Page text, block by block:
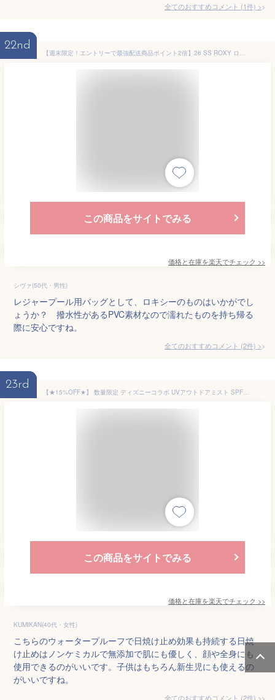
全てのおすすめコメント (1件) >
22nd
【週末限定！エントリーで最強配送商品ポイント2倍】26 SS ROXY ロキシー トートバッグ サンサンド トート かばん PVC 撥水性 クリア 大人用 アウトドア マリンスポーツ サーフィン 2026年春夏 レディース SUNSAND TOTE 品番 RBG261308 日本正規品
この商品をサイトでみる
価格と在庫を楽天でチェック >>
シヴァ(50代・男性)
レジャープール用バッグとして、ロキシーのものはいかがでし
ょうか？ 撥水性があるPVC素材なので濡れたものを持ち帰る
際に安心ですね。
全てのおすすめコメント (2件) >
23rd
【★15%OFF★】 数量限定 ディズニーコラボ UVアウトドアミスト SPF38 PA＋＋＋ウォータープルーフUVミルクセット SPF35 PA＋＋＋赤ちゃん ベビー 日焼け止め 海 プール 国産 無添加 オーガニック ノンケミカル UVクリーム 子供 顔 全身 新生児 0歳 こども 子供用
この商品をサイトでみる
価格と在庫を楽天でチェック >>
KUMIKAN(40代・女性)
こちらのウォータープルーフで日焼け止め効果も持続する日焼
け止めはノンケミカルで無添加で肌にも優しく、顔や全身にも
使用できるのがいいです。子供はもちろん新生児にも使えるの
がいいですね。
全てのおすすめコメント (2件) >